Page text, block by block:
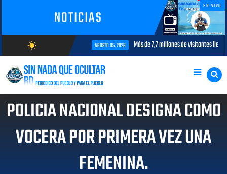
NOTICIAS
EN VIVO
wb_sunny
AGOSTO/8/2026
para la aviación civil AGOSTO 05, 2026 Más de 7,7 millones de visitantes
POLICIA NACIONAL DESIGNA COMO
VOCERA POR PRIMERA VEZ UNA
FEMENINA.